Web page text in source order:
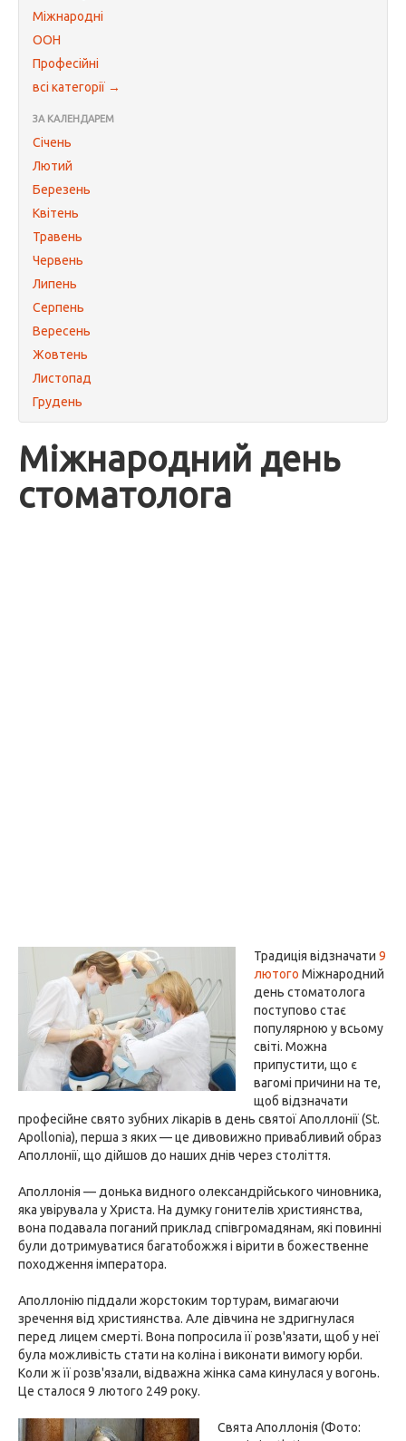
Міжнародні
ООН
Професійні
всі категорії →
ЗА КАЛЕНДАРЕМ
Січень
Лютий
Березень
Квітень
Травень
Червень
Липень
Серпень
Вересень
Жовтень
Листопад
Грудень
Міжнародний день
стоматолога
Традиція відзначати 9
лютого Міжнародний
день стоматолога
поступово стає
популярною у всьому
світі. Можна
припустити, що є
вагомі причини на те,
щоб відзначати
професійне свято зубних лікарів в день святої Аполлонії (St.
Apollonia), перша з яких — це дивовижно привабливий образ
Аполлонії, що дійшов до наших днів через століття.
Аполлонія — донька видного олександрійського чиновника,
яка увірувала у Христа. На думку гонителів християнства,
вона подавала поганий приклад співгромадянам, які повинні
були дотримуватися багатобожжя і вірити в божественне
походження імператора.
Аполлонію піддали жорстоким тортурам, вимагаючи
зречення від християнства. Але дівчина не здригнулася
перед лицем смерті. Вона попросила її розв'язати, щоб у неї
була можливість стати на коліна і виконати вимогу юрби.
Коли ж її розв'язали, відважна жінка сама кинулася у вогонь.
Це сталося 9 лютого 249 року.
Свята Аполлонія (Фото: